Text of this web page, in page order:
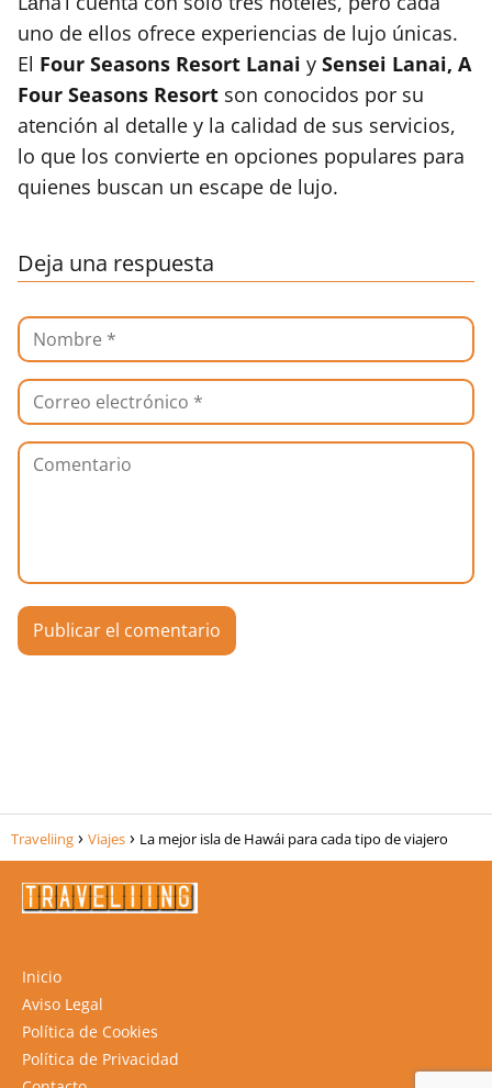
uno de ellos ofrece experiencias de lujo únicas.
El Four Seasons Resort Lanai y Sensei Lanai, A
Four Seasons Resort son conocidos por su
atención al detalle y la calidad de sus servicios,
lo que los convierte en opciones populares para
quienes buscan un escape de lujo.
Deja una respuesta
Traveliing Viajes La mejor isla de Hawái para cada tipo de viajero
Inicio
Aviso Legal
Política de Cookies
Política de Privacidad